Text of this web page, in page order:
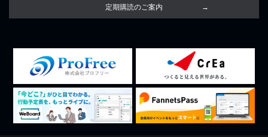
定期購読のご案内